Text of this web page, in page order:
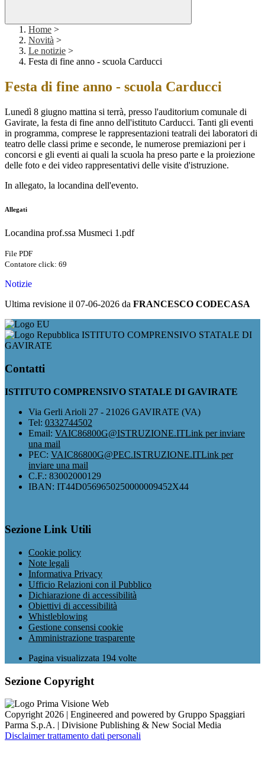
Home >
Novità >
Le notizie >
Festa di fine anno - scuola Carducci
Festa di fine anno - scuola Carducci
Lunedì 8 giugno mattina si terrà, presso l'auditorium comunale di
Gavirate, la festa di fine anno dell'istituto Carducci. Tanti gli eventi
in programma, comprese le rappresentazioni teatrali dei laboratori di
teatro delle classi prime e seconde, le numerose premiazioni per i
concorsi e gli eventi ai quali la scuola ha preso parte e la proiezione
delle foto e dei video rappresentativi delle visite d'istruzione.
In allegato, la locandina dell'evento.
Allegati
Locandina prof.ssa Musmeci 1.pdf
File PDF
Contatore click: 69
Notizie
Ultima revisione il 07-06-2026 da FRANCESCO CODECASA
ISTITUTO COMPRENSIVO STATALE DI
GAVIRATE
Contatti
ISTITUTO COMPRENSIVO STATALE DI GAVIRATE
Via Gerli Arioli 27 - 21026 GAVIRATE (VA)
Tel: 0332744502
Email: VAIC86800G@ISTRUZIONE.ITLink per inviare
una mail
PEC: VAIC86800G@PEC.ISTRUZIONE.ITLink per
inviare una mail
C.F.: 83002000129
IBAN: IT44D0569650250000009452X44
Sezione Link Utili
Cookie policy
Note legali
Informativa Privacy
Ufficio Relazioni con il Pubblico
Dichiarazione di accessibilità
Obiettivi di accessibilità
Whistleblowing
Gestione consensi cookie
Amministrazione trasparente
Pagina visualizzata 194 volte
Sezione Copyright
Copyright 2026 | Engineered and powered by Gruppo Spaggiari
Parma S.p.A. | Divisione Publishing & New Social Media
Disclaimer trattamento dati personali